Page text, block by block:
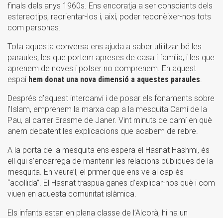
finals dels anys 1960s. Ens encoratja a ser conscients dels
estereotips, reorientar-los i, així, poder reconèixer-nos tots
com persones.
Tota aquesta conversa ens ajuda a saber utilitzar bé les
paraules, les que portem apreses de casa i família, i les que
aprenem de noves i potser no comprenem. En aquest
espai hem donat una nova dimensió a aquestes paraules
Després d’aquest intercanvi i de posar els fonaments sobre
l’Islam, emprenem la marxa cap a la mesquita Camí de la
Pau, al carrer Erasme de Janer. Vint minuts de camí en què
anem debatent les explicacions que acabem de rebre.
A la porta de la mesquita ens espera el Hasnat Hashmi, és
ell qui s’encarrega de mantenir les relacions públiques de la
mesquita. En veure’l, el primer que ens ve al cap és
“acollida”. El Hasnat traspua ganes d’explicar-nos què i com
viuen en aquesta comunitat islàmica.
Els infants estan en plena classe de l’Alcorà, hi ha un